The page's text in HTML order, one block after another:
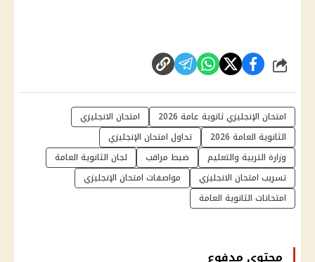
شارك
امتحان الإنجليزي ثانوية عامة 2026
امتحان الانجليزي
الثانوية العامة 2026
تداول امتحان الإنجليزي
وزارة التربية والتعليم
ضبط مراقب
لجان الثانوية العامة
تسريب امتحان الانجليزي
مواصفات امتحان الإنجليزي
امتحانات الثانوية العامة
محتوى مدفوع